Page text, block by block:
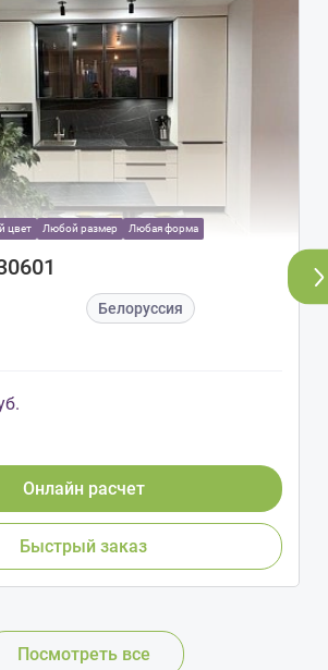
цвет Любой размер Любая форма
Белоруссия
Онлайн расчет
Быстрый заказ
Посмотреть все